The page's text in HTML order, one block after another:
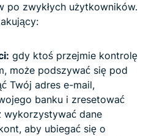
po zwykłych użytkowników.
gdy ktoś przejmie kontrolę
może podszywać się pod
Twój adres e-mail,
banku i zresetować
wykorzystywać dane
aby ubiegać się o